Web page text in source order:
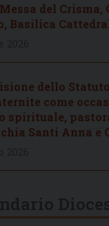
del Crisma,
Basilica
dello
come
spirituale,
Santi Anna e